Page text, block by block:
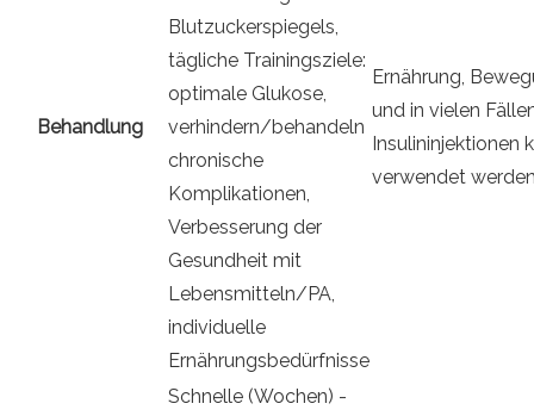
Behandlung
Blutzuckerspiegels,
tägliche Trainingsziele:
optimale Glukose,
verhindern/behandeln
chronische
Komplikationen,
Verbesserung der
Gesundheit mit
Lebensmitteln/PA,
individuelle
Ernährungsbedürfnisse
Ernährung,
und in vielen
Insulininjektionen
verwendet
Schnelle (Wochen) -